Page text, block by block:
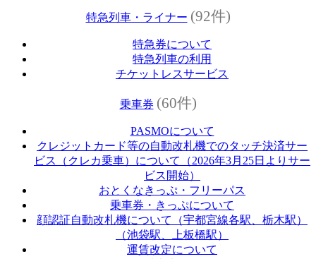
特急列車・ライナー (92件)
特急券について
特急列車の利用
チケットレスサービス
乗車券 (60件)
PASMOについて
クレジットカード等の自動改札機でのタッチ決済サー
ビス（クレカ乗車）について（2026年3月25日よりサー
ビス開始）
おとくなきっぷ・フリーパス
乗車券・きっぷについて
顔認証自動改札機について（宇都宮線各駅、栃木駅）
（池袋駅、上板橋駅）
運賃改定について